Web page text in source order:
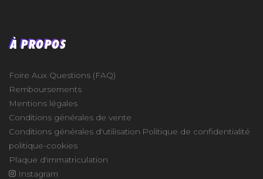
À PROPOS
Foire Aux Questions (FAQ)
Remboursements
Mentions légales
Conditions générales de vente
Conditions générales d'utilisation Politique de confidentialité
politique-cookies
Plaque d'immatriculation
Instagram